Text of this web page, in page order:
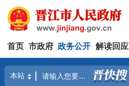
首页 市政府 政务公开 解读回应